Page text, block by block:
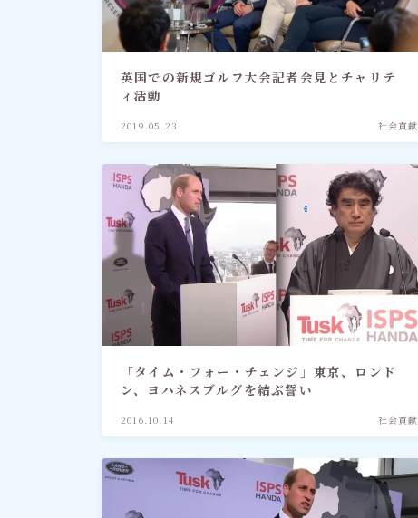
英国での新規ゴルフ大会記者会見とチャリテ
ィ活動
2019.05.23 社会貢献
「タイム・フォー・チェンジ」東京、ロンド
ン、ヨハネスブルグを結ぶ誓い
2016.10.14 社会貢献